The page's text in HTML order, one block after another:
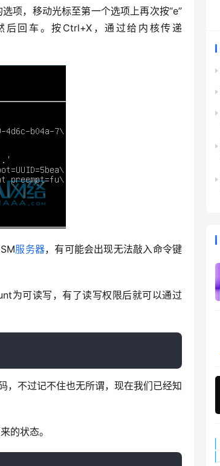
项，移动光标至第一个选项上再次按“e”
后回车。按Ctrl+X，通过给内核传递
服务器，有可能会出现无法敲入命令键
为可读写，有了读写权限后就可以通过
，不过记不住也无所谓，现在我们已经知
的状态。